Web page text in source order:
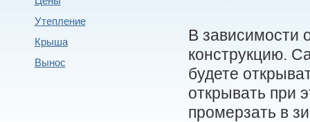
Утепление
Крыша
Вынос
В зависимости
конструкцию.
будете
открывать при
промерзать в